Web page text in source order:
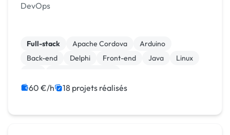
DevOps
Full-stack Apache Cordova
Arduino
Back-end
Delphi Front-end Java
Linux
60 €/h 18 projets réalisés